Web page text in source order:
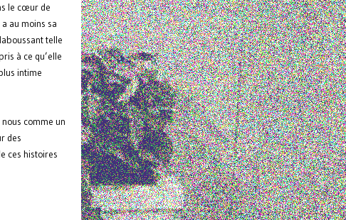
le cœur de
au moins sa
telle
à ce qu’elle
intime
comme un
des
ces histoires